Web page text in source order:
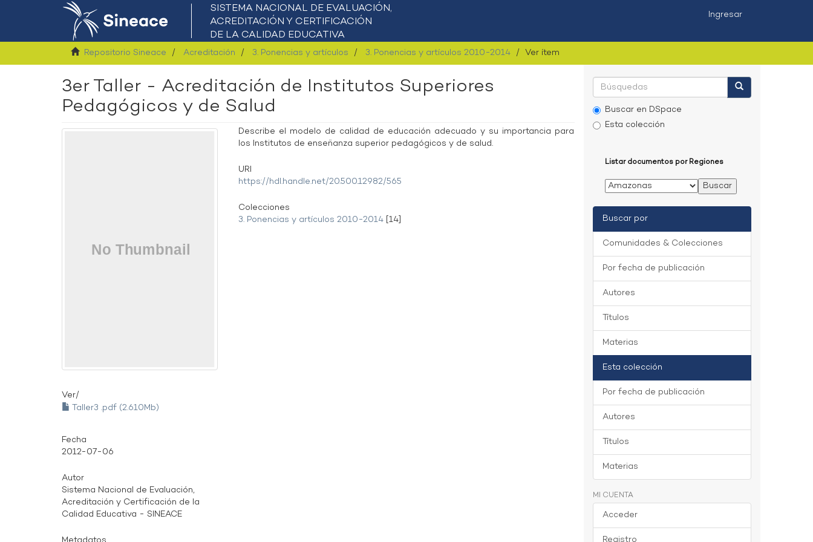
Ingresar
Repositorio Sineace Acreditación 3. Ponencias y artículos 3. Ponencias y artículos 2010-2014 Ver ítem
3er Taller - Acreditación de Institutos Superiores
Pedagógicos y de Salud
Ver/
Taller3 .pdf (2.610Mb)
Fecha
2012-07-06
Autor
Sistema Nacional de Evaluación,
Acreditación y Certificación de la
Calidad Educativa - SINEACE
Describe el modelo de calidad de educación adecuado y su importancia para
los Institutos de enseñanza superior pedagógicos y de salud.
URI
https://hdl.handle.net/20.500.12982/565
Colecciones
3. Ponencias y artículos 2010-2014 [14]
Buscar en DSpace
Esta colección
Listar documentos por Regiones
Buscar por
Comunidades & Colecciones
Por fecha de publicación
Autores
Títulos
Materias
Esta colección
Por fecha de publicación
Autores
Títulos
Materias
MI CUENTA
Acceder